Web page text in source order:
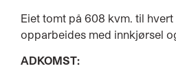
Eiet tomt på 608 kvm. til hvert
opparbeides med innkjørsel
ADKOMST: